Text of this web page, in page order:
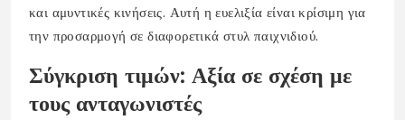
και αμυντικές κινήσεις. Αυτή η ευελιξία είναι κρίσιμη για
την προσαρμογή σε διαφορετικά στυλ παιχνιδιού.
Σύγκριση τιμών: Αξία σε σχέση με
τους ανταγωνιστές